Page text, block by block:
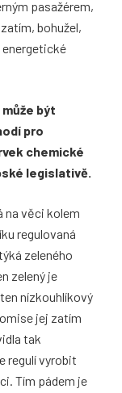
pasažérem,
bohužel,
energetické
být
pro
chemické
legislativě.
na věci kolem
regulovaná
zeleného
zelený je
nízkouhlíkový
jej zatím
tak
regulí vyrobit
Tím pádem je